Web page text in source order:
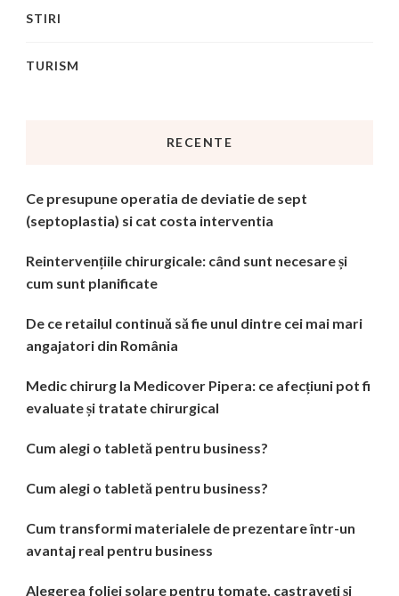
STIRI
TURISM
RECENTE
Ce presupune operatia de deviatie de sept
(septoplastia) si cat costa interventia
Reintervențiile chirurgicale: când sunt necesare și
cum sunt planificate
De ce retailul continuă să fie unul dintre cei mai mari
angajatori din România
Medic chirurg la Medicover Pipera: ce afecțiuni pot fi
evaluate și tratate chirurgical
Cum alegi o tabletă pentru business?
Cum alegi o tabletă pentru business?
Cum transformi materialele de prezentare într-un
avantaj real pentru business
Alegerea foliei solare pentru tomate, castraveți și